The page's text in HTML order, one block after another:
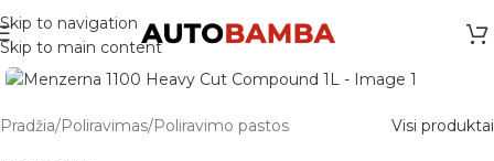
Skip to navigation
Skip to main content
Pradžia/Poliravimas/Poliravimo pastos Visi produktai